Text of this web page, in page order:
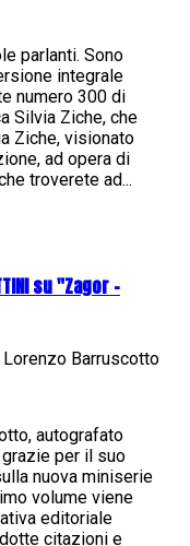
parlanti. Sono
integrale
numero 300 di
Silvia Ziche, che
Ziche, visionato
ad opera di
troverete ad...
su "Zagor -
Lorenzo Barruscotto
autografato
per il suo
nuova miniserie
volume viene
editoriale
citazioni e